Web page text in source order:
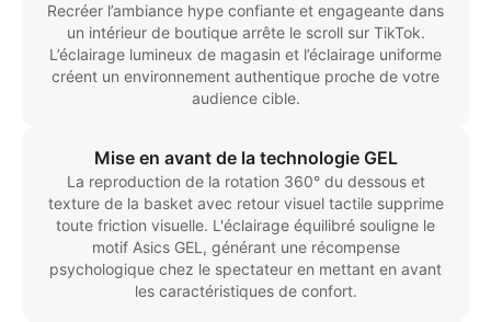
Recréer l’ambiance hype confiante et engageante dans
un intérieur de boutique arrête le scroll sur TikTok.
L’éclairage lumineux de magasin et l’éclairage uniforme
créent un environnement authentique proche de votre
audience cible.
Mise en avant de la technologie GEL
La reproduction de la rotation 360° du dessous et
texture de la basket avec retour visuel tactile supprime
toute friction visuelle. L'éclairage équilibré souligne le
motif Asics GEL, générant une récompense
psychologique chez le spectateur en mettant en avant
les caractéristiques de confort.